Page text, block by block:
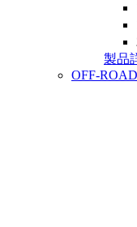
製品
OFF-ROAD